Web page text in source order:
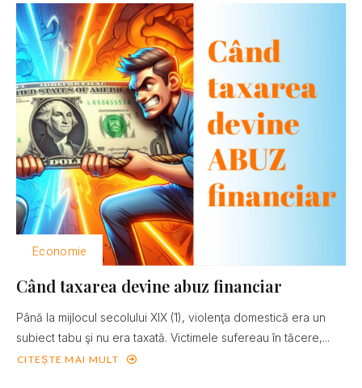
Economie
Când taxarea devine abuz financiar
Până la mijlocul secolului XIX (1), violenţa domestică era un
subiect tabu şi nu era taxată. Victimele sufereau în tăcere,...
CITEȘTE MAI MULT